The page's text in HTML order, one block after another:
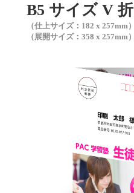
B5 サイズ V 折
（仕上サイズ：182 x 257mm）
（展開サイズ：358 x 257mm）